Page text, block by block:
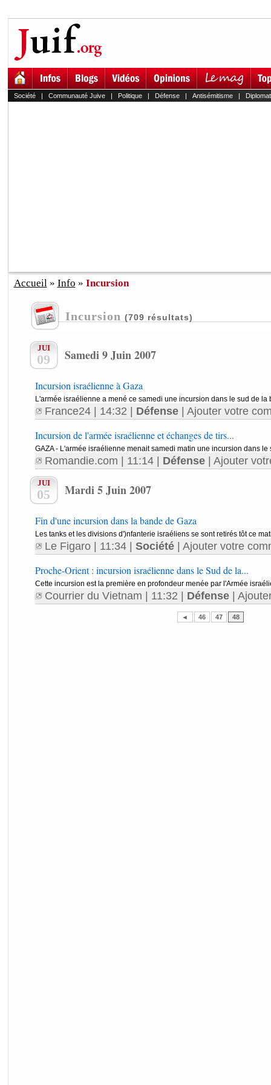
Société| Communauté Juive| Politique| Défense| Antisémitisme|
Accueil» Info » Incursion
Incursion (709 résultats)
JUI
09 Samedi 9 Juin 2007
Incursion israélienne à Gaza
L'armée israélienne a mené ce samedi une incursion dans le sud de la
France24| 14:32 | Défense| Ajouter votre
Incursion de l'armée israélienne et échanges de tirs...
GAZA - L'armée israélienne menait samedi matin une incursion dans le
Romandie.com | 11:14 | Défense| Ajouter
JUI
05 Mardi 5 Juin 2007
Fin d'une incursion dans la bande de Gaza
Les tanks et les divisions d')nfanterie israéliens se sont retirés tôt ce
Le Figaro| 11:34 | Société| Ajouter votre
Proche-Orient : incursion israélienne dans le Sud de la...
Cette incursion est la première en profondeur menée par l'Armée
Courrier du Vietnam | 11:32 | Défense|
◄ 46 47 48